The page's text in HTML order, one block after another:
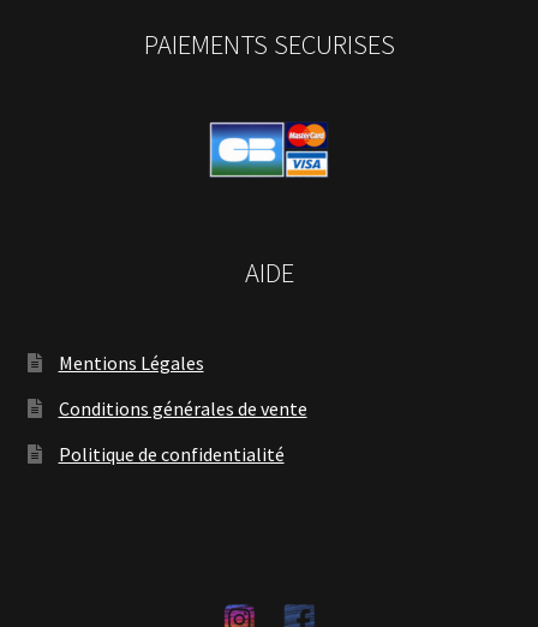
PAIEMENTS SECURISES
AIDE
Mentions Légales
Conditions générales de vente
Politique de confidentialité